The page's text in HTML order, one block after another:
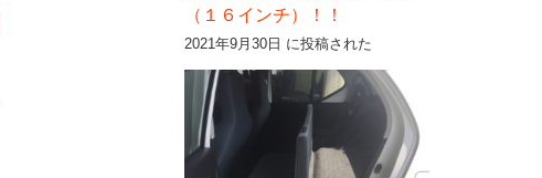
（１６インチ）！！
2021年9月30日 に投稿された